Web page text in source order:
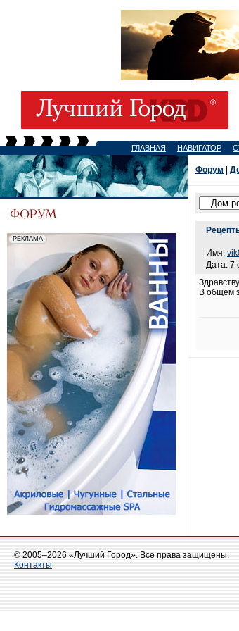
ГЛАВНАЯ НАВИГАТОР
Форум
Имя:
Дата: 7
В общем
© 2005–2026 «Лучший Город». Все права защищены.
Контакты